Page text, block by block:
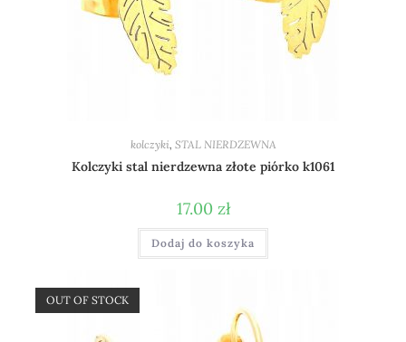
kolczyki STAL NIERDZEWNA
Kolczyki stal nierdzewna złote piórko k1061
17.00 zł
Dodaj do koszyka
OUT OF STOCK